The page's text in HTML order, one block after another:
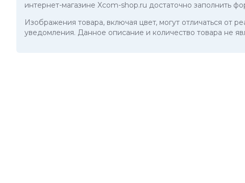
интернет-магазине Xcom-shop.ru достаточно заполнить
Изображения товара, включая цвет, могут отличаться от
уведомления. Данное описание и количество товара не